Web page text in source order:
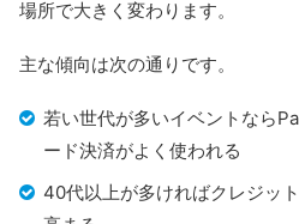
で導入可能。月額料金もライト
ント出店にも導入しやすいサ
場所で大きく変わります。
主な傾向は次の通りです。
若い世代が多いイベントなら
ード決済がよく使われる
40代以上が多ければクレジッ